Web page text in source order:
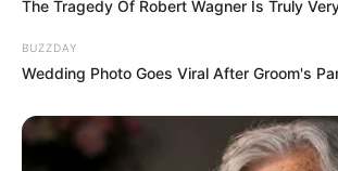
The Tragedy Of Robert Wagner Is Truly
BUZZDAY
Wedding Photo Goes Viral After Groom's